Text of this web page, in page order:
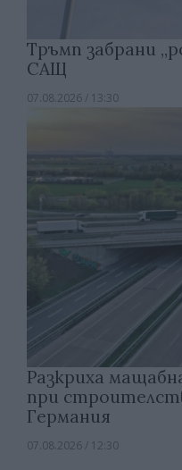
Тръмп забрани
САЩ
07.08.2026 / 13:30
Разкриха
при
Германия
07.08.2026 / 12:30